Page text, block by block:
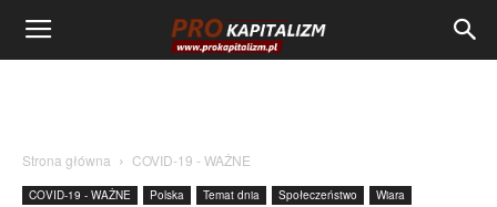
Strona główna COVID-19 - WAŻNE
COVID-19 - WAŻNE Polska Temat dnia Społeczeństwo Wiara